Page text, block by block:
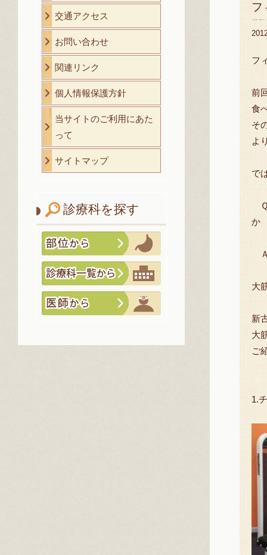
交通アクセス
お問い合わせ
関連リンク
個人情報保護方針
当サイトのご利用にあた
って
サイトマップ
診療科を探す
フ
フ
前
食
そ
よ
で
か
大
新
大
ご
1.